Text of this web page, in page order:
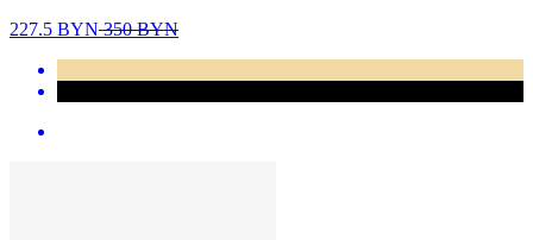
227.5 BYN350BYN